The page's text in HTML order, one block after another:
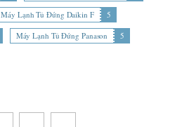
Máy Lạnh Tủ Đứng Daikin F
5
Máy Lạnh Tủ Đứng Panason 5